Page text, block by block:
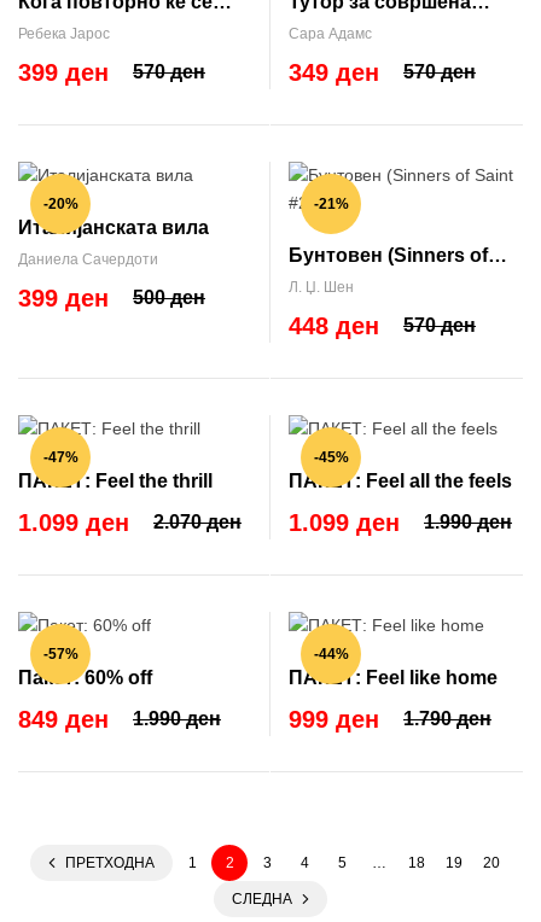
сретнеме
Ребека Јарос
570 ден
399 ден
љубов (When in Rome
#2)
Сара Адамс
570 ден
349 ден
-20%
Италијанската вила
Даниела Сачердоти
500 ден
399 ден
-21%
Бунтовен (Sinners of
Saint #2)
Л. Џ. Шен
570 ден
448 ден
-47%
ПАКЕТ: Feel the thrill
2.070 ден
1.099 ден
-45%
ПАКЕТ: Feel all the feels
1.990 ден
1.099 ден
-57%
Пакет: 60% off
1.990 ден
849 ден
-44%
ПАКЕТ: Feel like home
1.790 ден
999 ден
ПРЕТХОДНА 1 2 3 4 5 18 19 20
СЛЕДНА